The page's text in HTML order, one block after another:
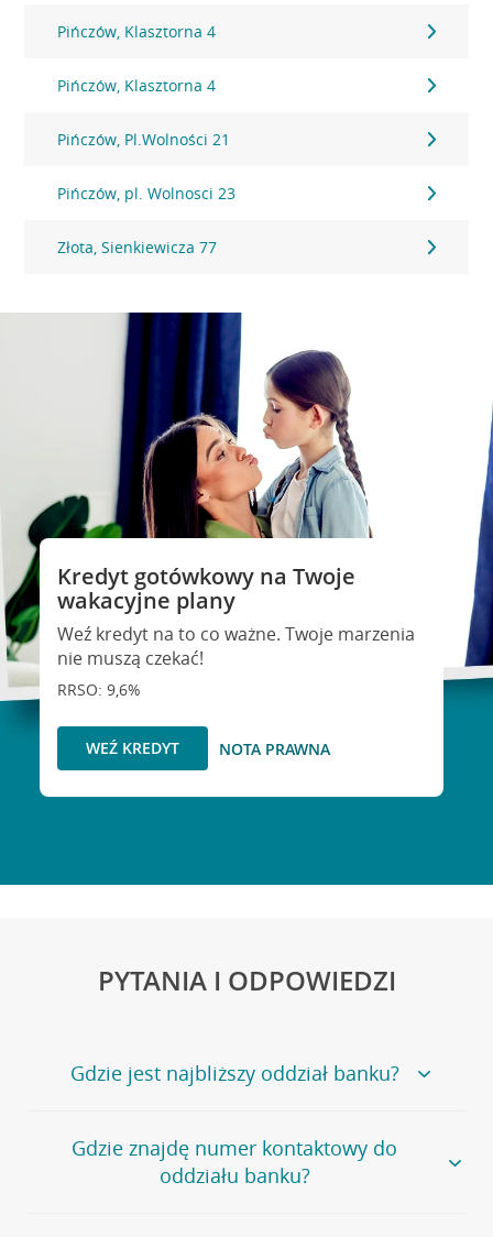
Pińczów, Klasztorna 4
Pińczów, Klasztorna 4
Pińczów, Pl.Wolności 21
Pińczów, pl. Wolnosci 23
Złota, Sienkiewicza 77
Kredyt gotówkowy na Twoje
wakacyjne plany
Weź kredyt na to co ważne. Twoje marzenia
nie muszą czekać!
RRSO: 9,6%
WEŹ KREDYT NOTA PRAWNA
PYTANIA I ODPOWIEDZI
Gdzie jest najbliższy oddział banku?
Jeśli szukasz oddziału naszego banku, zapraszamy na
stronęPlacówki i bankomaty, na której znajduje się
wygodna wyszukiwarka.
Gdzie znajdę numer kontaktowy do
oddziału banku?